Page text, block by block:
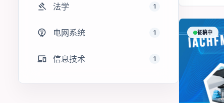
gavel 法学 1
electric_meter 电网系统 1
devices 信息技术 1
征稿中